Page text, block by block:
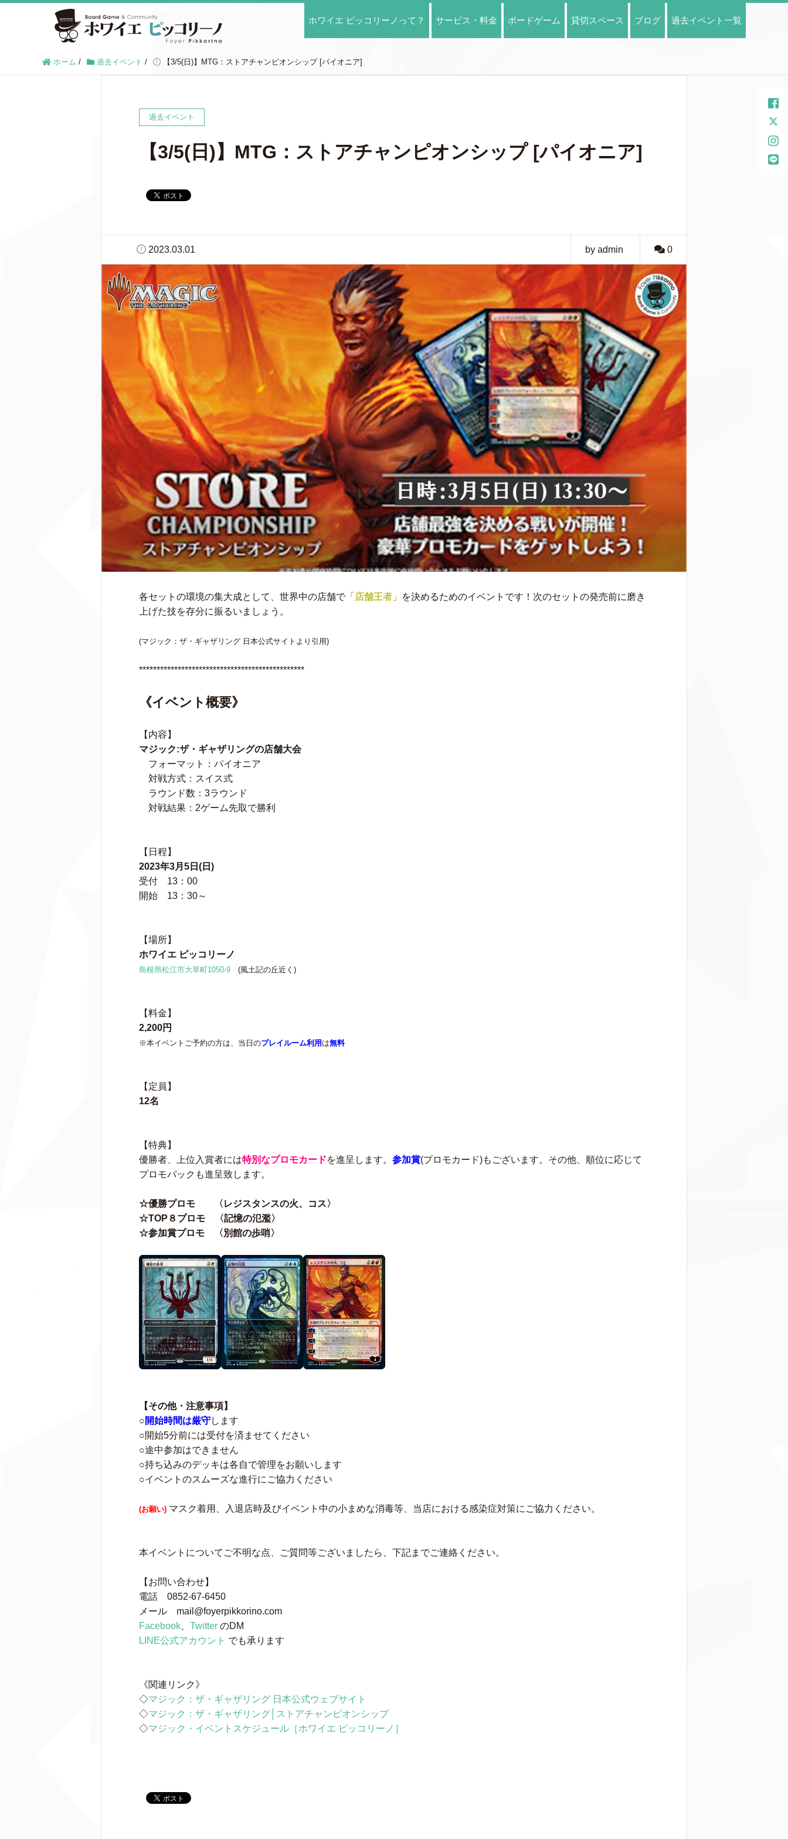
ホワイエ ピッコリーノって？ サービス・料金 ボードゲーム 貸切スペース ブログ 過去イベント一覧
ホーム / 過去イベント / 【3/5(日)】MTG：ストアチャンピオンシップ [パイオニア]
過去イベント
【3/5(日)】MTG：ストアチャンピオンシップ [パイオニア]
2023.03.01 by admin 0
各セットの環境の集大成として、世界中の店舗で「店舗王者」
を決めるためのイベントです！次のセットの発売前に磨き
上げた技を存分に振るいましょう。
(マジック：ザ・ギャザリング 日本公式サイトより引用)
***********************************************
《イベント概要》
【内容】
マジック:ザ・ギャザリングの店舗大会
フォーマット：パイオニア
対戦方式：スイス式
ラウンド数：3ラウンド
対戦結果：2ゲーム先取で勝利
【日程】
2023年3月5日(日)
受付 13：00
開始 13：30～
【場所】
ホワイエ ピッコリーノ
島根県松江市大草町1050-9 (風土記の丘近く)
【料金】
2,200円
※本イベントご予約の方は、当日のプレイルーム利用 は無料
【定員】
12名
【特典】
優勝者、上位入賞者には特別なプロモカードを進呈します。 参加賞(プロモカード)もございます。その他、順位に応じて
プロモパックも進呈致します。
☆優勝プロモ 〈レジスタンスの火、コス〉
☆TOP８プロモ 〈記憶の氾濫〉
☆参加賞プロモ 〈別館の歩哨〉
【その他・注意事項】
○開始時間は厳守します
○開始5分前には受付を済ませてください
○途中参加はできません
○持ち込みのデッキは各自で管理をお願いします
○イベントのスムーズな進行にご協力ください
(お願い) マスク着用、入退店時及びイベント中の小まめな消毒等、当店における感染症対策にご協力ください。
本イベントについてご不明な点、ご質問等ございましたら、下記までご連絡ください。
【お問い合わせ】
電話 0852-67-6450
メール mail@foyerpikkorino.com
Facebook
Twitter のDM
LINE公式アカウント でも承ります
《関連リンク》
◇マジック：ザ・ギャザリング 日本公式ウェブサイト
◇マジック：ザ・ギャザリング│ストアチャンピオンシップ
◇マジック・イベントスケジュール［ホワイエ ピッコリーノ］